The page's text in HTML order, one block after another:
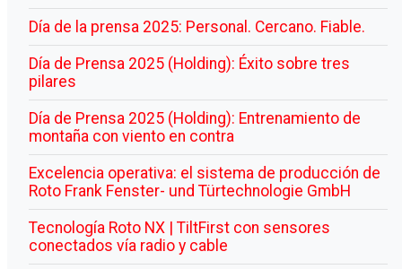
Día de la prensa 2025: Personal. Cercano. Fiable.
Día de Prensa 2025 (Holding): Éxito sobre tres
pilares
Día de Prensa 2025 (Holding): Entrenamiento de
montaña con viento en contra
Excelencia operativa: el sistema de producción de
Roto Frank Fenster- und Türtechnologie GmbH
Tecnología Roto NX | TiltFirst con sensores
conectados vía radio y cable